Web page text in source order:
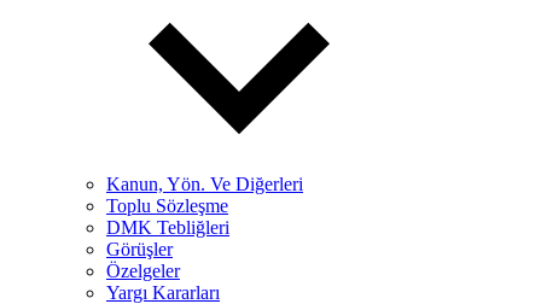
Kanun, Yön. Ve Diğerleri
Toplu Sözleşme
DMK Tebliğleri
Görüşler
Özelgeler
Yargı Kararları